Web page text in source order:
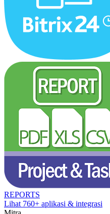
REPORTS
Lihat 760+ aplikasi & integrasi